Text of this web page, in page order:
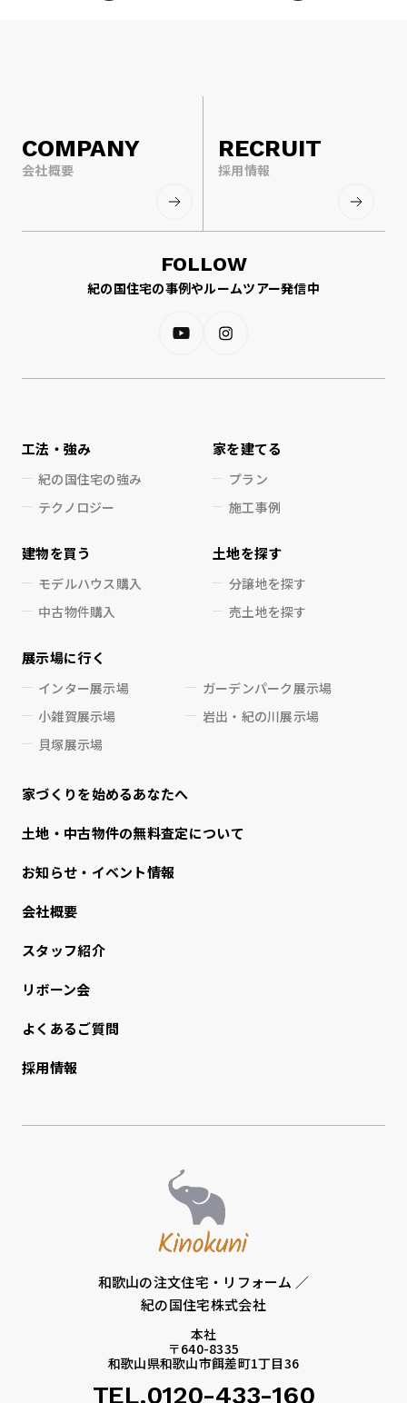
COMPANY
会社概要
RECRUIT
採用情報
FOLLOW
紀の国住宅の事例やルームツアー発信中
工法・強み
紀の国住宅の強み
テクノロジー
家を建てる
プラン
施工事例
建物を買う
モデルハウス購入
中古物件購入
土地を探す
分譲地を探す
売土地を探す
展示場に行く
インター展示場
ガーデンパーク展示場
小雑賀展示場
岩出・紀の川展示場
貝塚展示場
家づくりを始めるあなたへ
⼟地・中古物件の無料査定について
お知らせ・イベント情報
会社概要
スタッフ紹介
リボーン会
よくあるご質問
採用情報
和歌山の注文住宅・リフォーム ／
紀の国住宅株式会社
本社
〒640-8335
和歌山県和歌山市餌差町1丁目36
TEL.0120-433-160